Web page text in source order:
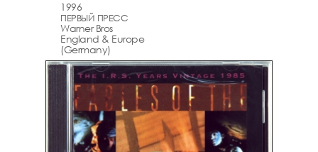
1996
ПЕРВЫЙ ПРЕСС
Warner Bros
England & Europe
(Germany)